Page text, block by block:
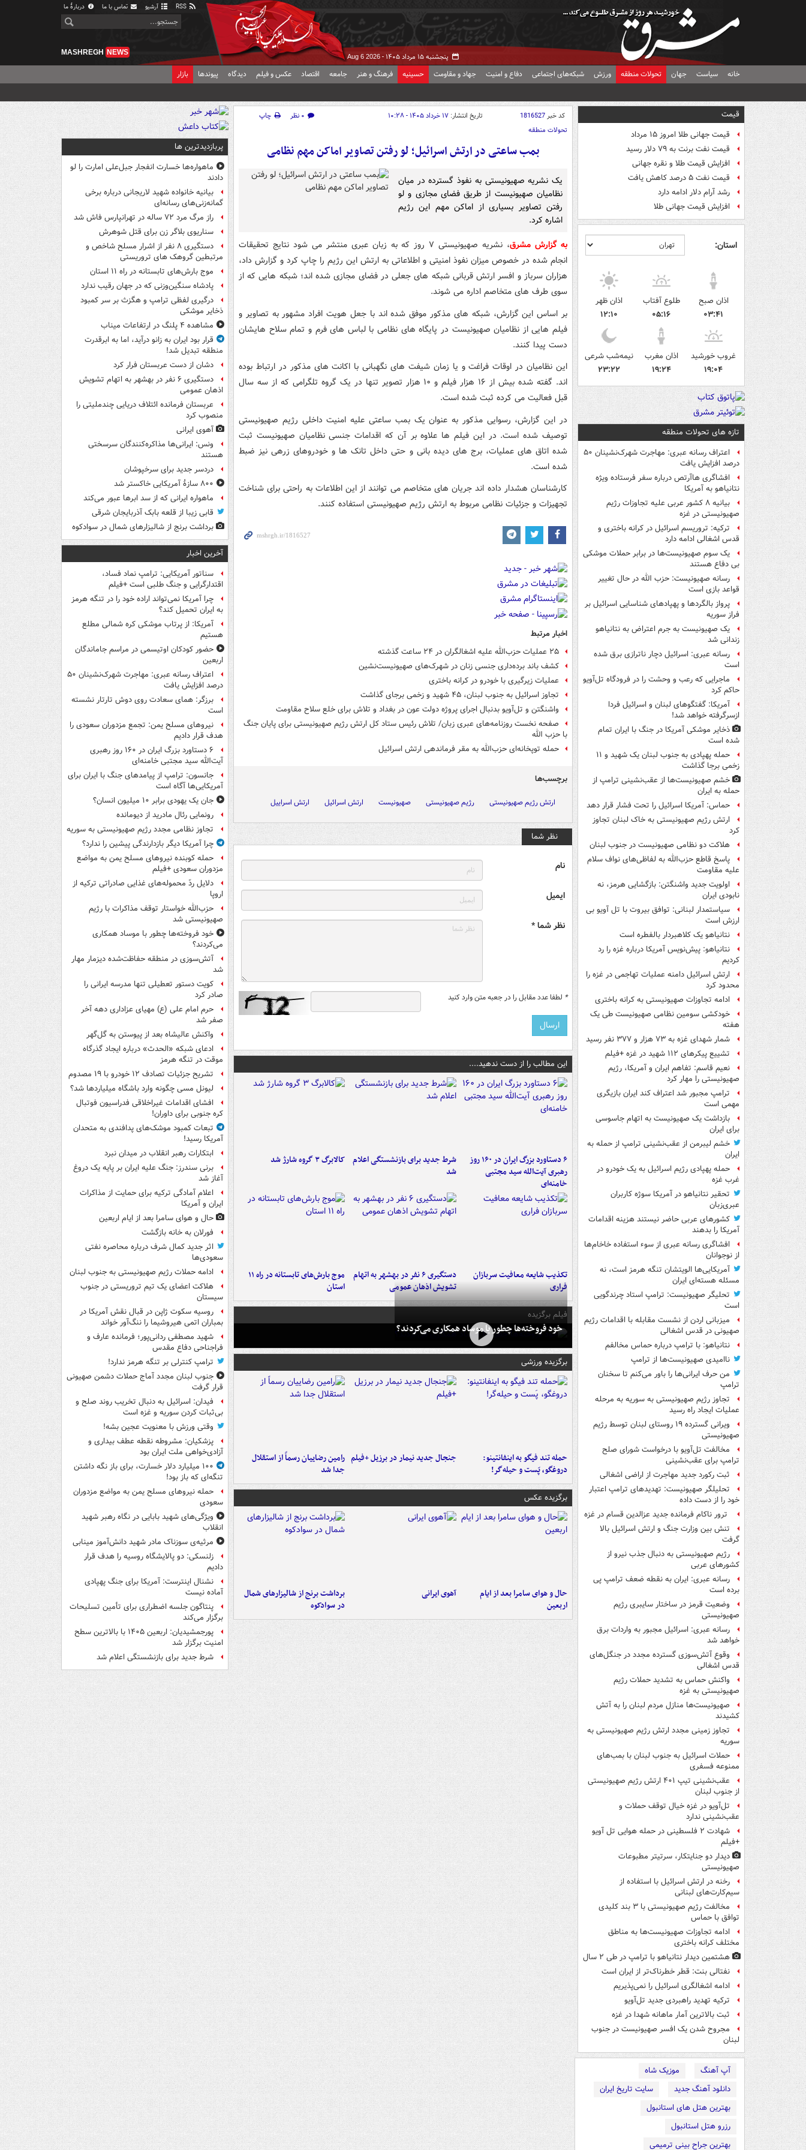
آرشیو تماس با ما دربارهٔ ما
پنجشنبه ۱۵ مرداد ۱۴۰۵ - Aug 6 2026
MASHREGH NEWS
خانه سیاست جهان تحولات منطقه ورزش شبکه‌های اجتماعی دفاع و امنیت جهاد و مقاومت حسینیه فرهنگ و هنر جامعه اقتصاد عکس و فیلم دیدگاه پیوندها بازار
قیمت
قیمت جهانی طلا امروز ۱۵ مرداد
قیمت نفت برنت به ۷۹ دلار رسید
افزایش قیمت طلا و نقره جهانی
قیمت نفت ۵ درصد کاهش یافت
رشد آرام دلار ادامه دارد
افزایش قیمت جهانی طلا
استان:
اذان صبح
۰۳:۴۱
طلوع آفتاب
۰۵:۱۶
اذان ظهر
۱۲:۱۰
غروب خورشید
۱۹:۰۴
اذان مغرب
۱۹:۲۴
نیمه‌شب شرعی
۲۳:۲۲
تازه های تحولات منطقه
اعتراف رسانه عبری: مهاجرت شهرک‌نشینان ۵۰
درصد افزایش یافت
افشاگری هاآرتص درباره سفر فرستاده ویژه
نتانیاهو به آمریکا
بیانیه ۸ کشور عربی علیه تجاوزات رژیم
صهیونیستی در غزه
ترکیه: تروریسم اسرائیل در کرانه باختری و
قدس اشغالی ادامه دارد
یک‌ سوم صهیونیست‌ها در برابر حملات موشکی
بی دفاع هستند
رسانه صهیونیست: حزب الله در حال تغییر
قواعد بازی است
پرواز بالگردها و پهپادهای شناسایی اسرائیل بر
فراز سوریه
یک صهیونیست به جرم اعتراض به نتانیاهو
زندانی شد
رسانه عبری: اسرائیل دچار ناترازی برق شده
است
ماجرایی که رعب و وحشت را در فرودگاه تل‌آویو
حاکم کرد
آمریکا: گفتگوهای لبنان و اسرائیل فردا
ازسرگرفته خواهد شد!
ذخایر موشکی آمریکا در جنگ با ایران تمام
شده است
حمله پهپادی به جنوب لبنان یک شهید و ۱۱
زخمی برجا گذاشت
خشم صهیونیست‌ها از عقب‌نشینی ترامپ از
حمله به ایران
حماس: آمریکا اسرائیل را تحت فشار قرار دهد
ارتش رژیم صهیونیستی به خاک لبنان تجاوز
کرد
هلاکت دو نظامی صهیونیست در جنوب لبنان
پاسخ قاطع حزب‌الله به لفاظی‌های نواف سلام
علیه مقاومت
اولویت جدید واشنگتن: بازگشایی هرمز، نه
نابودی ایران
سیاستمدار لبنانی: توافق بیروت با تل آویو بی
ارزش است
نتانیاهو یک کلاهبردار بالفطره است
نتانیاهو: پیش‌نویس آمریکا درباره غزه را رد
کردیم
ارتش اسرائیل دامنه عملیات تهاجمی در غزه را
محدود کرد
ادامه تجاوزات صهیونیستی به کرانه باختری
خودکشی سومین نظامی صهیونیست طی یک
هفته
شمار شهدای غزه به ۷۳ هزار و ۳۷۷ نفر رسید
تشییع پیکرهای ۱۱۲ شهید در غزه +فیلم
نعیم قاسم: تفاهم ایران و آمریکا، رژیم
صهیونیستی را مهار کرد
ترامپ مجبور شد اعتراف کند ایران بازیگری
مهمی است
بازداشت یک صهیونیست به اتهام جاسوسی
برای ایران
خشم لیبرمن از عقب‌نشینی ترامپ از حمله به
ایران
حمله پهپادی رژیم اسرائیل به یک خودرو در
غرب غزه
تحقیر نتانیاهو در آمریکا سوژه کاربران
عبری‌زبان
کشورهای عربی حاضر نیستند هزینه اقدامات
آمریکا را بدهند
افشاگری رسانه عبری از سوء استفاده خاخام‌ها
از نوجوانان
آمریکایی‌ها الویتشان تنگه هرمز است، نه
مسئله هسته‌ای ایران
تحلیگر صهیونیست: ترامپ استاد چرندگویی
است
میزبانی اردن از نشست مقابله با اقدامات رژیم
صهیونی در قدس اشغالی
نتانیاهو: با ترامپ درباره حماس مخالفم
ناامیدی صهیونیست‌ها از ترامپ
من حرف ایرانی‌ها را باور می‌کنم تا سخنان
ترامپ
تجاوز رژیم صهیونیستی به سوریه به مرحله
عملیات ایجاد راه رسید
ویرانی گسترده ۱۹ روستای لبنان توسط رژیم
صهیونیستی
مخالفت تل‌آویو با درخواست شورای صلح
ترامپ برای عقب‌نشینی
ثبت رکورد جدید مهاجرت از اراضی اشغالی
تحلیلگر صهیونیست: تهدیدهای ترامپ اعتبار
خود را از دست داده
ترور ناکام فرمانده جدید عزالدین قسام در غزه
تنش بین وزارت جنگ و ارتش اسرائیل بالا
گرفت
رژیم صهیونیستی به دنبال جذب نیرو از
کشورهای عربی
رسانه عبری: ایران به نقطه ضعف ترامپ پی
برده است
وضعیت قرمز در ساختار سایبری رژیم
صهیونیستی
رسانه عبری: اسرائیل مجبور به واردات برق
خواهد شد
وقوع آتش‌سوزی گسترده مجدد در جنگل‌های
قدس اشغالی
واکنش حماس به تشدید حملات رژیم
صهیونیستی به غزه
صهیونیست‌ها منازل مردم لبنان را به ‌آتش
کشیدند
تجاوز زمینی مجدد ارتش رژیم صهیونیستی به
سوریه
حملات اسرائیل به جنوب لبنان با بمب‌های
ممنوعه فسفری
عقب‌نشینی تیپ ۴۰۱ ارتش رژیم صهیونیستی
از جنوب لبنان
تل‌آویو در غزه خیال توقف حملات و
عقب‌نشینی ندارد
شهادت ۲ فلسطینی در حمله هوایی تل آویو
+فیلم
دیدار دو جنایتکار،‌ سرتیتر مطبوعات
صهیونیستی
رخنه در ارتش اسرائیل با استفاده از
سیم‌کارت‌های لبنانی
مخالفت رژیم صهیونیستی با ۳ بند کلیدی
توافق با حماس
ادامه تجاوزات صهیونیست‌ها به مناطق
مختلف کرانه باختری
هشتمین دیدار نتانیاهو با ترامپ در طی ۲ سال
نفتالی بنت: قطر خطرناک‌تر از ایران است
ادامه اشغالگری اسرائیل را نمی‌پذیریم
ترکیه تهدید راهبردی جدید تل‌آویو
ثبت بالاترین آمار ماهانه شهدا در غزه
مجروح شدن یک افسر صهیونیست در جنوب
لبنان
آپ آهنگ
موزیک شاه
دانلود آهنگ جدید
سایت تاریخ ایران
بهترین هتل های استانبول
رزرو هتل استانبول
بهترین جراح بینی ترمیمی
کد خبر1816527 تاریخ انتشار: ۱۷ خرداد ۱۴۰۵ - ۱۰:۲۸ ۰ نظر
چاپ
تحولات منطقه
بمب ساعتی در ارتش اسرائیل؛ لو رفتن تصاویر اماکن مهم نظامی
یک نشریه صهیونیستی به نفوذ گسترده در میان
نظامیان صهیونیست از طریق فضای مجازی و لو
رفتن تصاویر بسیاری از اماکن مهم این رژیم
اشاره کرد.
به گزارش مشرق
، نشریه صهیونیستی ۷ روز که به زبان عبری منتشر می شود نتایج تحقیقات
انجام شده در خصوص میزان نفوذ امنیتی و اطلاعاتی به ارتش این رژیم را چاپ کرد و گزارش داد،
هزاران سرباز و افسر ارتش قربانی شبکه های جعلی در فضای مجازی شده اند؛ شبکه هایی که از
سوی طرف های متخاصم اداره می شوند.
بر اساس این گزارش، شبکه های مذکور موفق شده اند با جعل هویت افراد مشهور به تصاویر و
فیلم هایی از نظامیان صهیونیست در پایگاه های نظامی با لباس های فرم و تمام سلاح هایشان
دست پیدا کنند.
این نظامیان در اوقات فراغت و یا زمان شیفت های نگهبانی با اکانت های مذکور در ارتباط بوده
اند. گفته شده بیش از ۱۶ هزار فیلم و ۱۰ هزار تصویر تنها در یک گروه تلگرامی که از سه سال
قبل فعالیت می کرده ثبت شده است.
در این گزارش، رسوایی مذکور به عنوان یک بمب ساعتی علیه امنیت داخلی رژیم صهیونیستی
توصیف شده است. در این فیلم ها علاوه بر آن که اقدامات جنسی نظامیان صهیونیست ثبت
شده اتاق های عملیات، برج های دیده بانی و حتی داخل تانک ها و خودروهای زرهی نیز ضبط
شده است.
کارشناسان هشدار داده اند جریان های متخاصم می توانند از این اطلاعات به راحتی برای شناخت
تجهیزات و جزئیات نظامی مربوط به ارتش رژیم صهیونیستی استفاده کنند.
اخبار مرتبط
۲۵ عملیات حزب‌الله علیه اشغالگران در ۲۴ ساعت گذشته
کشف باند برده‌داری جنسی زنان در شهرک‌های صهیونیست‌نشین
عملیات زیرگیری با خودرو در کرانه باختری
تجاوز اسرائیل به جنوب لبنان، ۴۵ شهید و زخمی برجای گذاشت
واشنگتن و تل‌آویو بدنبال اجرای پروژه دولت عون در بغداد و تلاش برای خلع سلاح مقاومت
صفحه نخست روزنامه‌های عبری زبان/ تلاش رئیس ستاد کل ارتش رژیم صهیونیستی برای پایان جنگ
با حزب الله
حمله توپخانه‌ای حزب‌الله به مقر فرماندهی ارتش اسرائیل
برچسب‌ها
ارتش رژیم صهیونیستی رژیم صهیونیستی صهیونیست ارتش اسرائیل ارتش اسراییل
نظر شما
نام
ایمیل
نظر شما *
* لطفا عدد مقابل را در جعبه متن وارد کنید
این مطالب را از دست ندهید....
۶ دستاورد بزرگ ایران در ۱۶۰ روز
رهبری آیت‌الله سید مجتبی
خامنه‌ای
شرط جدید برای بازنشستگی اعلام
شد
کالابرگ ۳ گروه شارژ شد
تکذیب شایعه معافیت سربازان
فراری
دستگیری ۶ نفر در بهشهر به اتهام
تشویش اذهان عمومی
موج بارش‌های تابستانه در راه ۱۱
استان
فیلم برگزیده
خود فروخته‌ها چطور با موساد همکاری می‌کردند؟
برگزیده ورزشی
حمله تند فیگو به اینفانتینو:
دروغگو، پَست‌ و حیله‌گر!
جنجال جدید نیمار در برزیل +فیلم رامین رضاییان رسماً از استقلال
جدا شد
برگزیده عکس
حال و هوای سامرا بعد از ایام
اربعین
آهوی ایرانی
برداشت برنج از شالیزارهای شمال
در سوادکوه
پربازدیدترین ها
ماهواره‌ها خسارت انفجار جبل‌علی امارت را لو
دادند
بیانیه خانواده شهید لاریجانی درباره برخی
گمانه‌زنی‌های رسانه‌ای
راز مرگ مرد ۷۲ ساله در تهرانپارس فاش شد
سناریوی بلاگر زن برای قتل شوهرش
دستگیری ۸ نفر از اشرار مسلح شاخص و
مرتبطین گروهک های تروریستی
موج بارش‌های تابستانه در راه ۱۱ استان
پادشاه سنگین‌وزنی که در جهان رقیب ندارد
درگیری لفظی ترامپ و هگزث بر سر کمبود
ذخایر موشکی
مشاهده ۴ پلنگ در ارتفاعات میناب
قرار بود ایران به زانو درآید، اما به ابرقدرت
منطقه تبدیل شد!
دشان از دست عربستان فرار کرد
دستگیری ۶ نفر در بهشهر به اتهام تشویش
اذهان عمومی
عربستان فرمانده ائتلاف دریایی چندملیتی را
منصوب کرد
آهوی ایرانی
ونس: ایرانی‌ها مذاکره‌کنندگان سرسختی
هستند
دردسر جدید برای سرخپوشان
۸۰۰ سازۀ آمریکایی خاکستر شد
ماهواره ایرانی که از سد ابرها عبور می‌کند
قابی زیبا از قلعه بابک آذربایجان شرقی
برداشت برنج از شالیزارهای شمال در سوادکوه
آخرین اخبار
سناتور آمریکایی: ترامپ نماد فساد،
اقتدارگرایی و جنگ طلبی است +فیلم
چرا آمریکا نمی‌تواند اراده خود را در تنگه هرمز
به ایران تحمیل کند؟
آمریکا: از پرتاب موشکی کره شمالی مطلع
هستیم
حضور کودکان اوتیسمی در مراسم جاماندگان
اربعین
اعتراف رسانه عبری: مهاجرت شهرک‌نشینان ۵۰
درصد افزایش یافت
برزگر: همای سعادت روی دوش تارتار نشسته
است
نیروهای مسلح یمن: تجمع مزدوران سعودی را
هدف قرار دادیم
۶ دستاورد بزرگ ایران در ۱۶۰ روز رهبری
آیت‌الله سید مجتبی خامنه‌ای
جانسون: ترامپ از پیامدهای جنگ با ایران برای
آمریکایی‌ها آگاه است
جان یک یهودی برابر ۱۰ میلیون انسان؟
رونمایی رئال مادرید از دیومانده
تجاوز نظامی مجدد رژیم صهیونیستی به سوریه
چرا آمریکا دیگر بازدارندگی پیشین را ندارد؟
حمله کوبنده نیروهای مسلح یمن به مواضع
مزدوران سعودی +فیلم
دلایل ردّ محموله‌های غذایی صادراتی ترکیه از
اروپا
حزب‌الله خواستار توقف مذاکرات با رژیم
صهیونیستی شد
خود فروخته‌ها چطور با موساد همکاری
می‌کردند؟
آتش‌سوزی در منطقه حفاظت‌شده دیزمار مهار
شد
کویت دستور تعطیلی تنها مدرسه ایرانی را
صادر کرد
حرم امام علی (ع) مهیای عزاداری دهه آخر
صفر شد
واکنش عالیشاه بعد از پیوستن به گل‌گهر
ادعای شبکه «الحدث» درباره ایجاد گذرگاه
موقت در تنگه هرمز
تشریح جزئیات تصادف ۱۲ خودرو با ۱۹ مصدوم
لیونل مسی چگونه وارد باشگاه میلیاردها شد؟
افشای اقدامات غیراخلاقی فدراسیون فوتبال
کره جنوبی برای داوران!
تبعات کمبود موشک‌های پدافندی به متحدان
آمریکا رسید!
ابتکارات رهبر انقلاب در میدان نبرد
برنی سندرز: جنگ علیه ایران بر پایه یک دروغ
آغاز شد
اعلام آمادگی ترکیه برای حمایت از مذاکرات
ایران و آمریکا
حال و هوای سامرا بعد از ایام اربعین
فورلان به خانه بازگشت
اثر جدید کمال شرف درباره محاصره نفتی
سعودی‌ها
ادامه حملات رژیم صهیونیستی به جنوب لبنان
هلاکت اعضای یک تیم تروریستی در جنوب
سیستان
روسیه سکوت ژاپن در قبال نقش آمریکا در
بمباران اتمی هیروشیما را ننگ‌آور خواند
شهید مصطفی ردانی‌پور؛ فرمانده عارف و
فراجناحی دفاع مقدس
ترامپ کنترلی بر تنگه هرمز ندارد!
جنوب لبنان مجدد آماج حملات دشمن صهیونی
قرار گرفت
فیدان: اسرائیل به دنبال تخریب روند صلح و
بی‌ثبات کردن سوریه و غزه است
وقتی ورزش با معنویت عجین بشه!
پزشکیان: مشروطه نقطه عطف بیداری و
آزادی‌خواهی ملت ایران بود
۱۰۰ میلیارد دلار خسارت، برای باز نگه داشتن
تنگه‌ای که باز بود!
حمله نیروهای مسلح یمن به مواضع مزدوران
سعودی
ویژگی‌های شهید بابایی در نگاه رهبر شهید
انقلاب
مرثیه‌ی سوزناک مادر شهید دانش‌آموز مینابی
زلنسکی: دو پالایشگاه روسیه را هدف قرار
دادیم
نشنال اینترست: آمریکا برای جنگ پهپادی
آماده نیست
پنتاگون جلسه اضطراری برای تأمین تسلیحات
برگزار می‌کند
پورجمشیدیان: اربعین ۱۴۰۵ با بالاترین سطح
امنیت برگزار شد
شرط جدید برای بازنشستگی اعلام شد